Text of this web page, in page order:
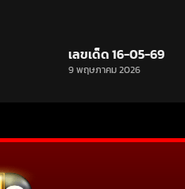
เลขเด็ด 16-05-69
9 พฤษภาคม 2026